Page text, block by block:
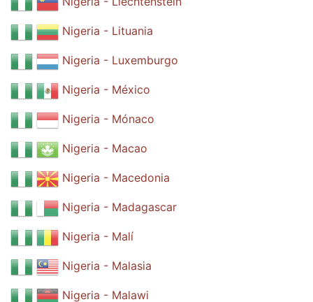
Nigeria - Lituania
Nigeria - Luxemburgo
Nigeria - México
Nigeria - Mónaco
Nigeria - Macao
Nigeria - Macedonia
Nigeria - Madagascar
Nigeria - Malí
Nigeria - Malasia
Nigeria - Malawi